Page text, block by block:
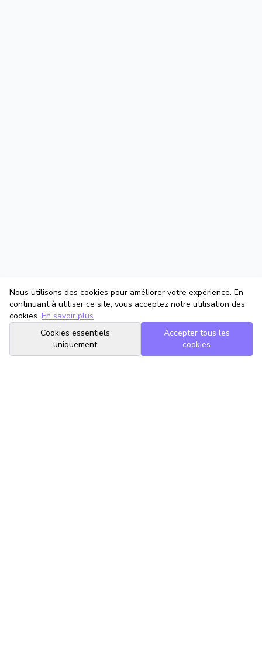
Nous utilisons des cookies pour améliorer votre expérience. En
continuant à utiliser ce site, vous acceptez notre utilisation des
cookies. En savoir plus
Cookies essentiels
uniquement
Accepter tous les
cookies